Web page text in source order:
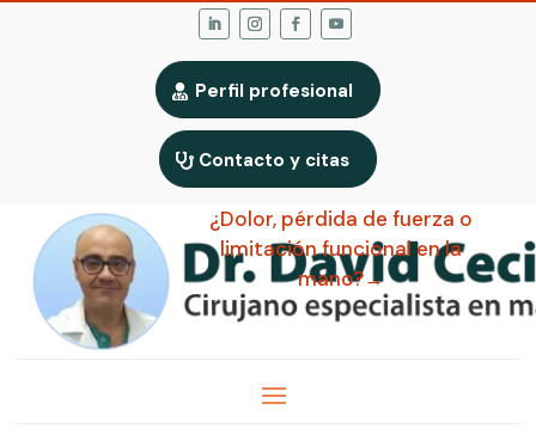
Perfil profesional
Contacto y citas
¿Dolor, pérdida de fuerza o
limitación funcional en la
mano?→